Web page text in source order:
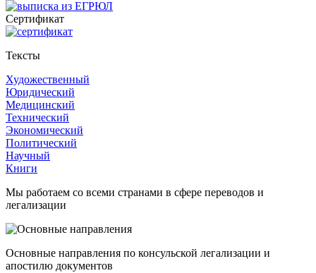
Cертификат
Тексты
Художественный
Юридический
Медицинский
Технический
Экономический
Политический
Научный
Книги
Мы работаем со всеми странами в сфере переводов и
легализации
Основные направления по консульской легализации и
апостилю документов